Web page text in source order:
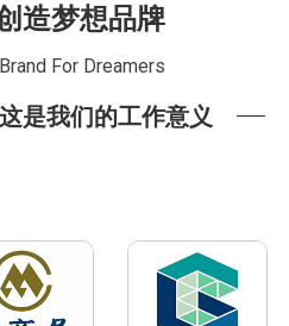
造梦想品牌
For Dreamers
是我们的工作意义